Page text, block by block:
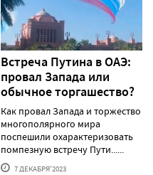
Встреча Путина в ОАЭ:
провал Запада или
обычное торгашество?
Как провал Запада и торжество
многополярного мира
поспешили охарактеризовать
помпезную встречу Пути......
7 ДЕКАБРЯ'2023